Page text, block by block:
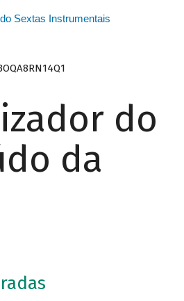
Sextas Instrumentais
do
da